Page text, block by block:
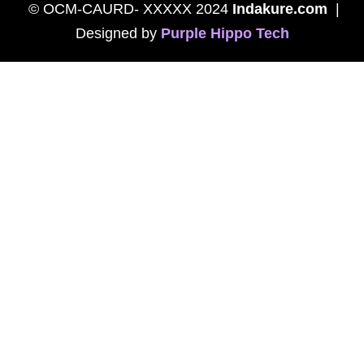
© OCM-CAURD- XXXXX 2024 Indakure.com
Designed by Purple Hippo Tech